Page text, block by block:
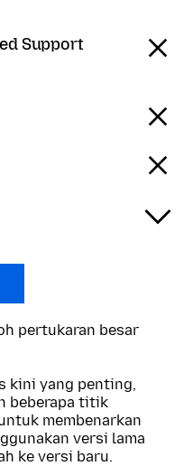
Support
pertukaran besar
kini yang penting,
beberapa titik
membenarkan
versi lama
ke versi baru.